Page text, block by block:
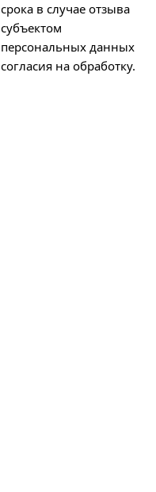
срока в случае отзыва
субъектом
персональных данных
согласия на обработку.